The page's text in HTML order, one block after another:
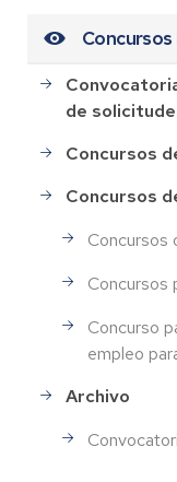
Concursos
de
Concursos
Concursos
Concursos
Concursos
Concurso
empleo
Archivo